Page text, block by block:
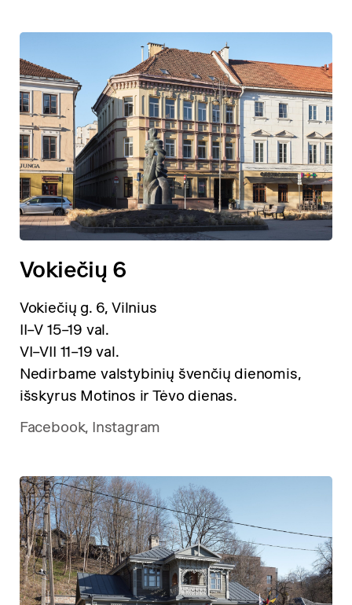
Vokiečių 6
Vokiečių g. 6, Vilnius
II–V 15–19 val.
VI–VII 11–19 val.
Nedirbame valstybinių švenčių dienomis,
išskyrus Motinos ir Tėvo dienas.
Facebook, Instagram